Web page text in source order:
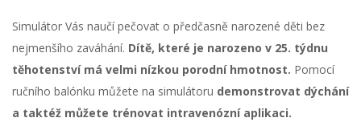
Simulátor Vás naučí pečovat o předčasně narozené děti bez
nejmenšího zaváhání. Dítě, které je narozeno v 25. týdnu
těhotenství má velmi nízkou porodní hmotnost. Pomocí
ručního balónku můžete na simulátoru demonstrovat dýchání
a taktéž můžete trénovat intravenózní aplikaci.